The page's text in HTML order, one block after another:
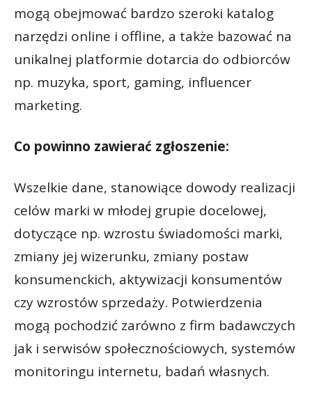
mogą obejmować bardzo szeroki katalog
narzędzi online i offline, a także bazować na
unikalnej platformie dotarcia do odbiorców
np. muzyka, sport, gaming, influencer
marketing.
Co powinno zawierać zgłoszenie:
Wszelkie dane, stanowiące dowody realizacji
celów marki w młodej grupie docelowej,
dotyczące np. wzrostu świadomości marki,
zmiany jej wizerunku, zmiany postaw
konsumenckich, aktywizacji konsumentów
czy wzrostów sprzedaży. Potwierdzenia
mogą pochodzić zarówno z firm badawczych
jak i serwisów społecznościowych, systemów
monitoringu internetu, badań własnych.